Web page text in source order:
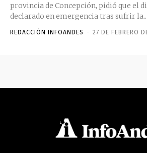
provincia de Concepción, pidió que el
declarado en emergencia tras sufrir la...
REDACCIÓN INFOANDES - 27 DE FEBRERO